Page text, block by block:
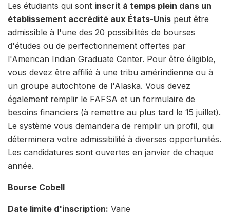
Les étudiants qui sont inscrit à temps plein dans un
établissement accrédité aux États-Unis peut être
admissible à l'une des 20 possibilités de bourses
d'études ou de perfectionnement offertes par
l'American Indian Graduate Center. Pour être éligible,
vous devez être affilié à une tribu amérindienne ou à
un groupe autochtone de l'Alaska. Vous devez
également remplir le FAFSA et un formulaire de
besoins financiers (à remettre au plus tard le 15 juillet).
Le système vous demandera de remplir un profil, qui
déterminera votre admissibilité à diverses opportunités.
Les candidatures sont ouvertes en janvier de chaque
année.
Bourse Cobell
Date limite d'inscription: Varie